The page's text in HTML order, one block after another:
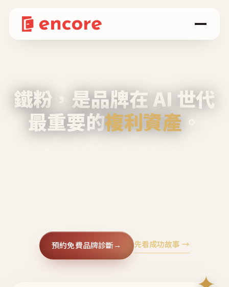
鐵粉，是品牌在 AI 世代
最重要的複利資產 。
預約免費品牌診斷→ 先看成功故事 →